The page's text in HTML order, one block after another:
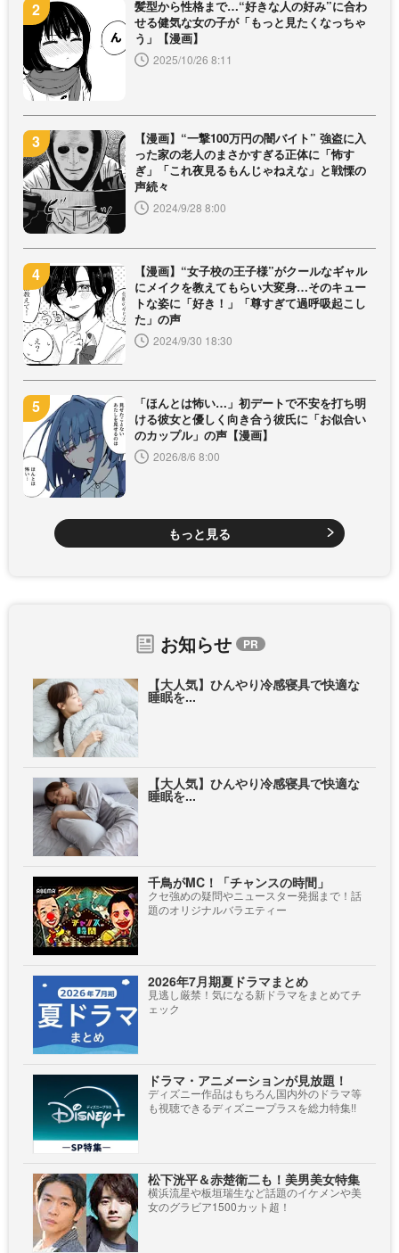
髪型から性格まで…“好きな人の好み”に合わ
せる健気な女の子が「もっと見たくなっちゃ
う」【漫画】
2025/10/26 8:11
【漫画】“一撃100万円の闇バイト” 強盗に入
った家の老人のまさかすぎる正体に「怖す
ぎ」「これ夜見るもんじゃねえな」と戦慄の
声続々
2024/9/28 8:00
【漫画】“女子校の王子様”がクールなギャル
にメイクを教えてもらい大変身…そのキュー
トな姿に「好き！」「尊すぎて過呼吸起こし
た」の声
2024/9/30 18:30
「ほんとは怖い…」初デートで不安を打ち明
ける彼女と優しく向き合う彼氏に「お似合い
のカップル」の声【漫画】
2026/8/6 8:00
もっと見る
お知らせ
【大人気】ひんやり冷感寝具で快適な
睡眠を...
【大人気】ひんやり冷感寝具で快適な
睡眠を...
千鳥がMC！「チャンスの時間」
クセ強めの疑問やニュースター発掘まで！話
題のオリジナルバラエティー
2026年7月期夏ドラマまとめ
見逃し厳禁！気になる新ドラマをまとめてチ
ェック
ドラマ・アニメーションが見放題！
ディズニー作品はもちろん国内外のドラマ等
も視聴できるディズニープラスを総力特集!!
松下洸平＆赤楚衛二も！美男美女特集
横浜流星や板垣瑞生など話題のイケメンや美
女のグラビア1500カット超！